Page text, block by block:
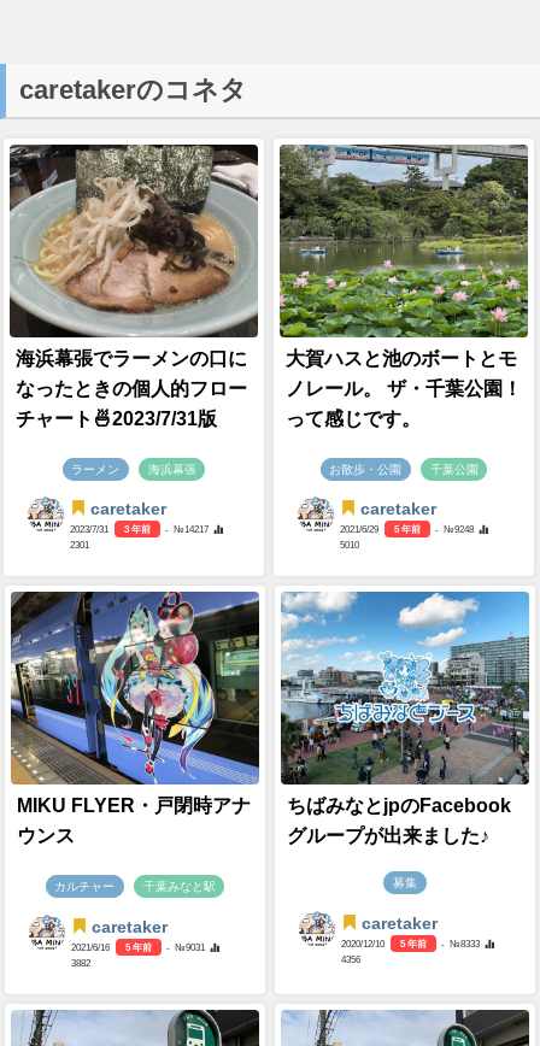
caretakerのコネタ
海浜幕張でラーメンの口に
なったときの個人的フロー
チャート🍜2023/7/31版
ラーメン 海浜幕張
caretaker
2023/7/31 3 年前
- №14217
2301
大賀ハスと池のボートとモ
ノレール。 ザ・千葉公園！
って感じです。
お散歩・公園 千葉公園
caretaker
2021/6/29 5 年前
- №9248
5010
MIKU FLYER・戸閉時アナ
ウンス
カルチャー 千葉みなと駅
caretaker
2021/6/16 5 年前
- №9031
3882
ちばみなとjpのFacebook
グループが出来ました♪
募集
caretaker
2020/12/10 5 年前
- №8333
4356